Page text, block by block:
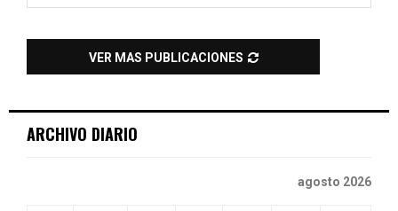
VER MAS PUBLICACIONES
ARCHIVO DIARIO
agosto 2026